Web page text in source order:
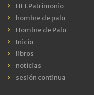
HELPatrimonio
hombre de palo
Hombre de Palo
Inicio
libros
noticias
sesión continua